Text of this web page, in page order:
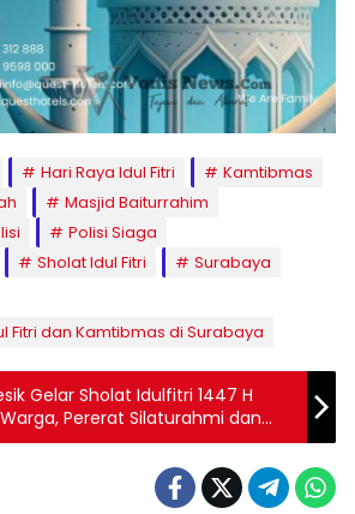
Hari Raya Idul Fitri
Kamtibmas
Masjid Baiturrahim
Polisi Siaga
Sholat Idul Fitri
Surabaya
Fitri dan Kamtibmas di Surabaya
Gelar Sholat Idulfitri 1447 H
Pererat Silaturahmi dan